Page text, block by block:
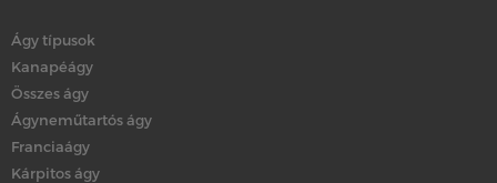
Ágy típusok
Kanapéágy
Összes ágy
Ágyneműtartós ágy
Franciaágy
Kárpitos ágy